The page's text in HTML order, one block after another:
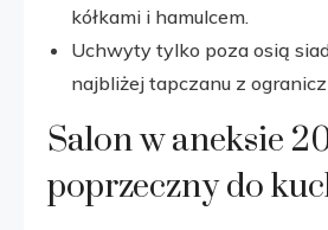
kółkami i hamulcem.
Uchwyty tylko poza osią
najbliżej tapczanu z
Salon w aneksie
poprzeczny do